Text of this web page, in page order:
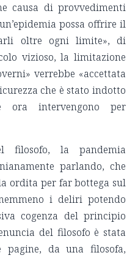
causa di provvedimenti
possa offrire il
oltre ogni limite», di
vizioso, la limitazione
verrebbe «accettata
che è stato indotto
ora intervengono per
filosofo, la pandemia
parlando, che
ordita per far bottega sul
i deliri potendo
cogenza del principio
del filosofo è stata
pagine, da una filosofa,